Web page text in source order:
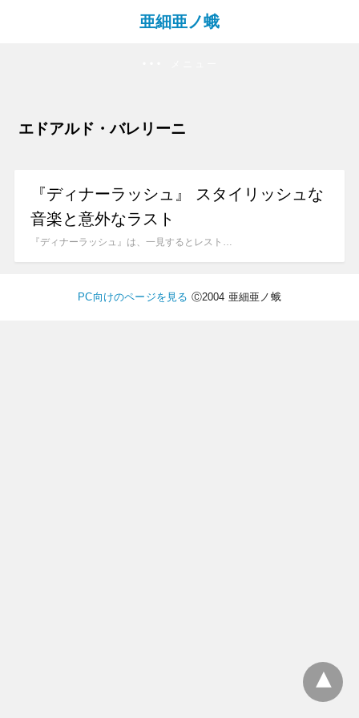
亜細亜ノ蛾
エドアルド・バレリーニ
『ディナーラッシュ』 スタイリッシュな
音楽と意外なラスト
『ディナーラッシュ』は、一見するとレスト…
PC向けのページを見る Ⓒ2004 亜細亜ノ蛾